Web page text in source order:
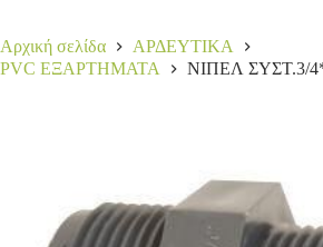
Αρχική σελίδα
ΑΡΔΕΥΤΙΚΑ
PVC ΕΞΑΡΤΗΜΑΤΑ
ΝΙΠΕΛ ΣΥΣΤ.3/